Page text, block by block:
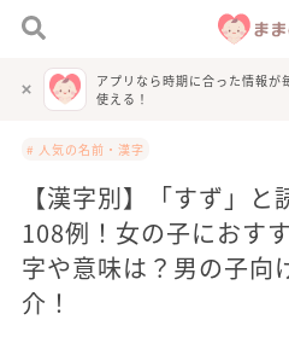
アプリなら時期に合った情報が
使える！
# 人気の名前・漢字
【漢字別】「すず」と
108例！女の子におす
字や意味は？男の子向
介！